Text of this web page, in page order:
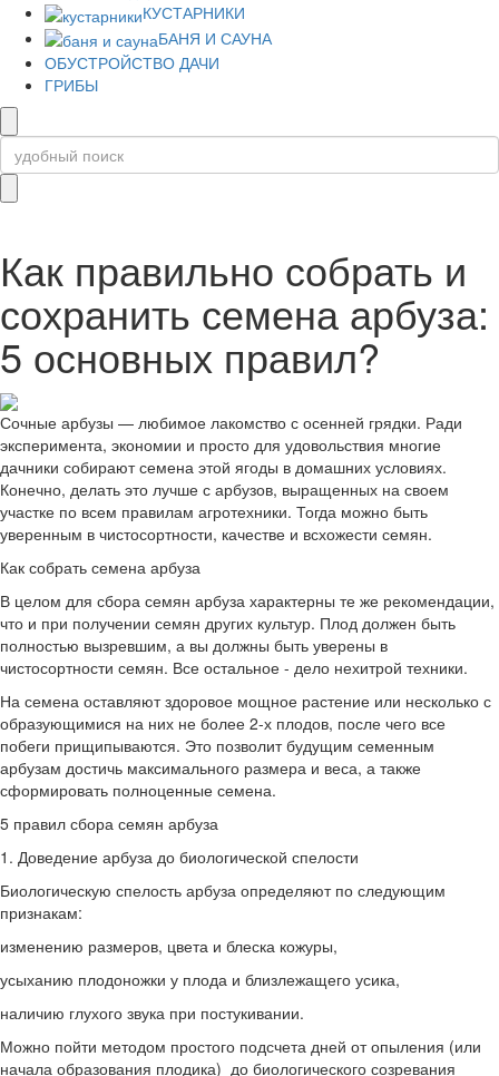
КУСТАРНИКИ
БАНЯ И САУНА
ОБУСТРОЙСТВО ДАЧИ
ГРИБЫ
Как правильно собрать и
сохранить семена арбуза:
5 основных правил?
Сочные арбузы — любимое лакомство с осенней грядки. Ради
эксперимента, экономии и просто для удовольствия многие
дачники собирают семена этой ягоды в домашних условиях.
Конечно, делать это лучше с арбузов, выращенных на своем
участке по всем правилам агротехники. Тогда можно быть
уверенным в чистосортности, качестве и всхожести семян.
Как собрать семена арбуза
В целом для сбора семян арбуза характерны те же рекомендации,
что и при получении семян других культур. Плод должен быть
полностью вызревшим, а вы должны быть уверены в
чистосортности семян. Все остальное - дело нехитрой техники.
На семена оставляют здоровое мощное растение или несколько с
образующимися на них не более 2-х плодов, после чего все
побеги прищипываются. Это позволит будущим семенным
арбузам достичь максимального размера и веса, а также
сформировать полноценные семена.
5 правил сбора семян арбуза
1. Доведение арбуза до биологической спелости
Биологическую спелость арбуза определяют по следующим
признакам:
изменению размеров, цвета и блеска кожуры,
усыханию плодоножки у плода и близлежащего усика,
наличию глухого звука при постукивании.
Можно пойти методом простого подсчета дней от опыления (или
начала образования плодика) до биологического созревания